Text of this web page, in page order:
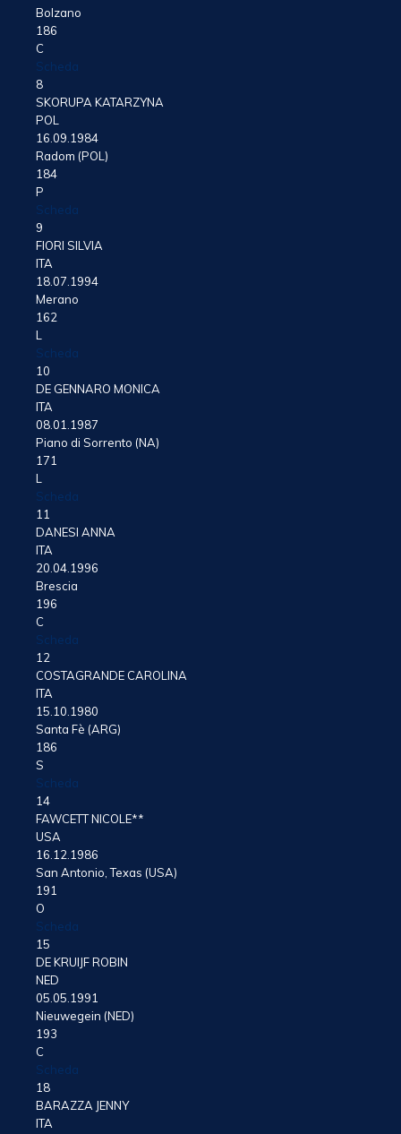
Bolzano
186
C
Scheda
8
SKORUPA KATARZYNA
POL
16.09.1984
Radom (POL)
184
P
Scheda
9
FIORI SILVIA
ITA
18.07.1994
Merano
162
L
Scheda
10
DE GENNARO MONICA
ITA
08.01.1987
Piano di Sorrento (NA)
171
L
Scheda
11
DANESI ANNA
ITA
20.04.1996
Brescia
196
C
Scheda
12
COSTAGRANDE CAROLINA
ITA
15.10.1980
Santa Fè (ARG)
186
S
Scheda
14
FAWCETT NICOLE**
USA
16.12.1986
San Antonio, Texas (USA)
191
O
Scheda
15
DE KRUIJF ROBIN
NED
05.05.1991
Nieuwegein (NED)
193
C
Scheda
18
BARAZZA JENNY
ITA